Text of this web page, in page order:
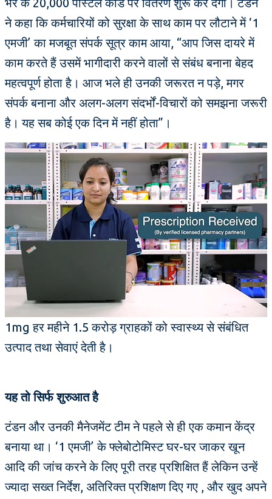
ने कहा कि कर्मचारियों को सुरक्षा के साथ काम पर लौटाने में ‘1
एमजी’ का मजबूत संपर्क सूत्र काम आया, “आप जिस दायरे में
काम करते हैं उसमें भागीदारी करने वालों से संबंध बनाना बेहद
महत्वपूर्ण होता है। आज भले ही उनकी जरूरत न पड़े, मगर
संपर्क बनाना और अलग-अलग संदर्भों-विचारों को समझना जरूरी
है। यह सब कोई एक दिन में नहीं होता”।
1mg हर महीने 1.5 करोड़ ग्राहकों को स्वास्थ्य से संबंधित
उत्पाद तथा सेवाएं देती है।
यह तो सिर्फ शुरुआत है
टंडन और उनकी मैनेजमेंट टीम ने पहले से ही एक कमान केंद्र
बनाया था। ‘1 एमजी’ के फ्लेबोटोमिस्ट घर-घर जाकर खून
आदि की जांच करने के लिए पूरी तरह प्रशिक्षित हैं लेकिन उन्हें
ज्यादा सख्त निर्देश, अतिरिक्त प्रशिक्षण दिए गए , और खुद अपने